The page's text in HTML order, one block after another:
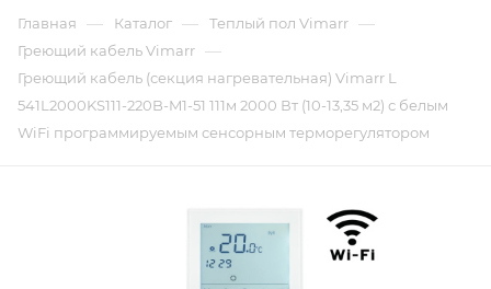
Главная — Каталог — Теплый пол Vimarr —
Греющий кабель Vimarr —
Греющий кабель (секция нагревательная) Vimarr L
541L2000KS111-220B-M1-51 111м 2000 Вт (10-13,35 м2) с белым
WiFi программируемым сенсорным терморегулятором